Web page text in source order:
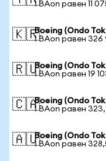
1 BAon равен 11
🇰🇷Boeing (Ondo
1 BAon равен
🇷🇺Boeing (Ondo
1 BAon равен 19
🇨🇦Boeing (Ondo
1 BAon равен
🇦🇺Boeing (Ondo
1 BAon равен